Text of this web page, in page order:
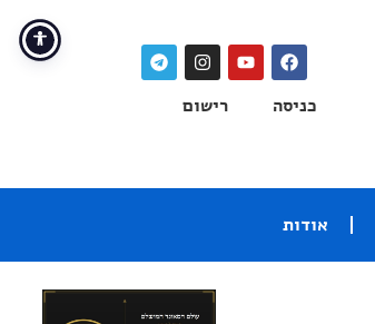
כניסה רישום
אודות